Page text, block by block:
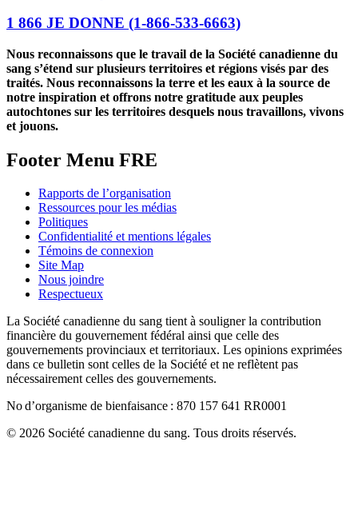
1 866 JE DONNE (1-866-533-6663)
Nous reconnaissons que le travail de la Société canadienne du
sang s’étend sur plusieurs territoires et régions visés par des
traités. Nous reconnaissons la terre et les eaux à la source de
notre inspiration et offrons notre gratitude aux peuples
autochtones sur les territoires desquels nous travaillons, vivons
et jouons.
Footer Menu FRE
Rapports de l’organisation
Ressources pour les médias
Politiques
Confidentialité et mentions légales
Témoins de connexion
Site Map
Nous joindre
Respectueux
La Société canadienne du sang tient à souligner la contribution
financière du gouvernement fédéral ainsi que celle des
gouvernements provinciaux et territoriaux. Les opinions exprimées
dans ce bulletin sont celles de la Société et ne reflètent pas
nécessairement celles des gouvernements.
No d’organisme de bienfaisance : 870 157 641 RR0001
© 2026 Société canadienne du sang. Tous droits réservés.